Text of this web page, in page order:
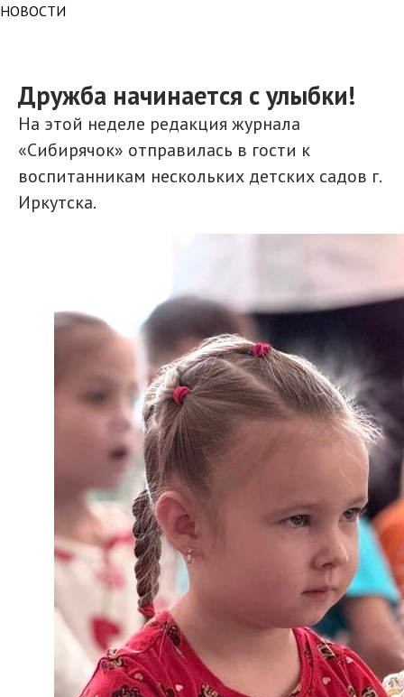
НОВОСТИ
Дружба начинается с улыбки!
На этой неделе редакция журнала
«Сибирячок» отправилась в гости к
воспитанникам нескольких детских садов г.
Иркутска.